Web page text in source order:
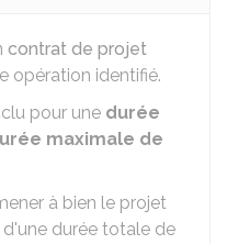
contrat de projet
opération identifié.
pour une durée
maximale de
à bien le projet
durée totale de